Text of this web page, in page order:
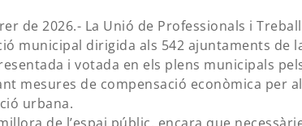
de 2026.- La Unió de Professionals i
municipal dirigida als 542 ajuntaments de
i votada en els plens municipals
mesures de compensació econòmica per
urbana.